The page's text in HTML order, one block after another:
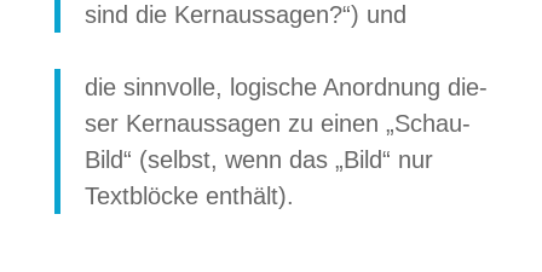
sind die Kern­aus­sa­gen?“) und
die sinn­volle, logi­sche Anord­nung die­
ser Kern­aus­sa­gen zu einen „Schau-
Bild“ (selbst, wenn das „Bild“ nur
Text­blö­cke enthält).